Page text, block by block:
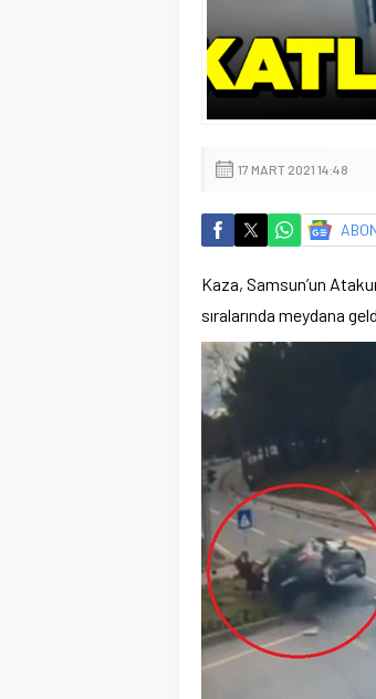
17 MART 2021 14:48
Kaza, Samsun’un
sıralarında meydana